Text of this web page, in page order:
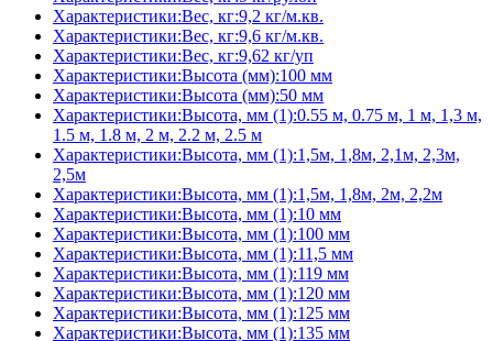
Характеристики:Вес, кг:9,2 кг/м.кв.
Характеристики:Вес, кг:9,6 кг/м.кв.
Характеристики:Вес, кг:9,62 кг/уп
Характеристики:Высота (мм):100 мм
Характеристики:Высота (мм):50 мм
Характеристики:Высота, мм (1):0.55 м, 0.75 м, 1 м, 1,3 м,
1.5 м, 1.8 м, 2 м, 2.2 м, 2.5 м
Характеристики:Высота, мм (1):1,5м, 1,8м, 2,1м, 2,3м,
2,5м
Характеристики:Высота, мм (1):1,5м, 1,8м, 2м, 2,2м
Характеристики:Высота, мм (1):10 мм
Характеристики:Высота, мм (1):100 мм
Характеристики:Высота, мм (1):11,5 мм
Характеристики:Высота, мм (1):119 мм
Характеристики:Высота, мм (1):120 мм
Характеристики:Высота, мм (1):125 мм
Характеристики:Высота, мм (1):135 мм